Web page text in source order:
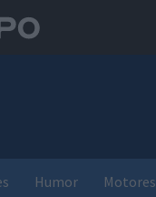
Humor Motores